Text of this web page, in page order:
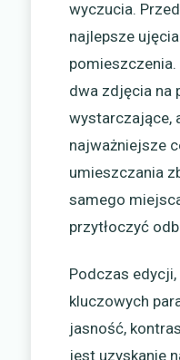
wyczucia.
najlepsze
dwa zdjęcia na
wystarczające,
najważniejsze
umieszczania
samego
przytłoczyć
Podczas
kluczowych
jasność,
jest uzyskanie